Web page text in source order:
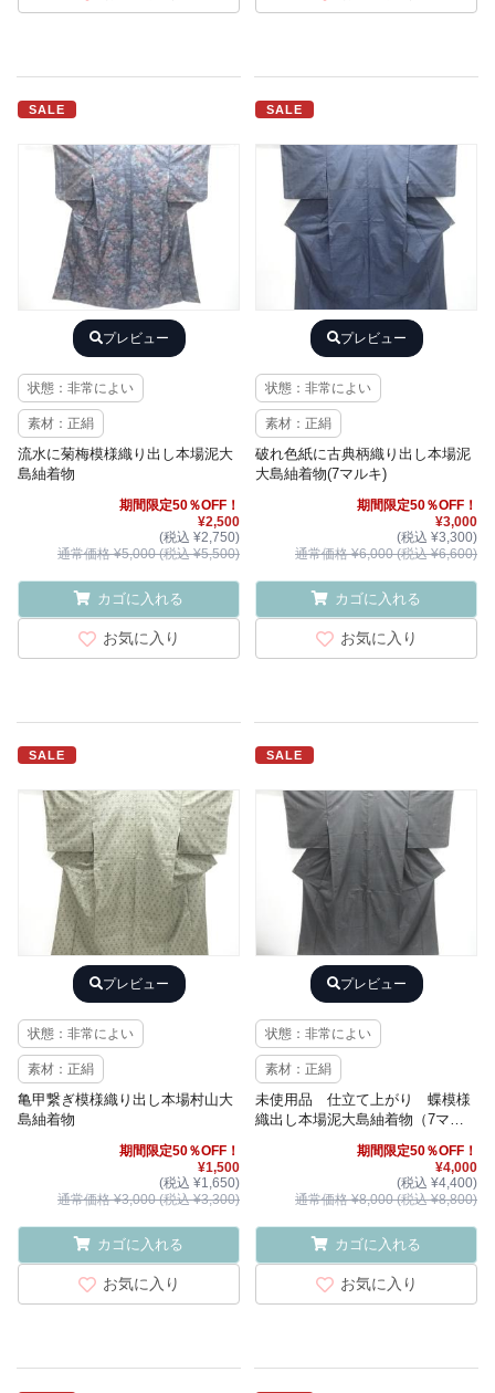
SALE
プレビュー
状態：非常によい
素材：正絹
流水に菊梅模様織り出し本場泥大
島紬着物
期間限定50％OFF！
¥2,500
(税込 ¥2,750)
通常価格 ¥5,000 (税込 ¥5,500)
カゴに入れる
お気に入り
SALE
プレビュー
状態：非常によい
素材：正絹
破れ色紙に古典柄織り出し本場泥
大島紬着物(7マルキ)
期間限定50％OFF！
¥3,000
(税込 ¥3,300)
通常価格 ¥6,000 (税込 ¥6,600)
カゴに入れる
お気に入り
SALE
プレビュー
状態：非常によい
素材：正絹
亀甲繋ぎ模様織り出し本場村山大
島紬着物
期間限定50％OFF！
¥1,500
(税込 ¥1,650)
通常価格 ¥3,000 (税込 ¥3,300)
カゴに入れる
お気に入り
SALE
プレビュー
状態：非常によい
素材：正絹
未使用品 仕立て上がり 蝶模様
織出し本場泥大島紬着物（7マル
期間限定50％OFF！
¥4,000
(税込 ¥4,400)
通常価格 ¥8,000 (税込 ¥8,800)
カゴに入れる
お気に入り